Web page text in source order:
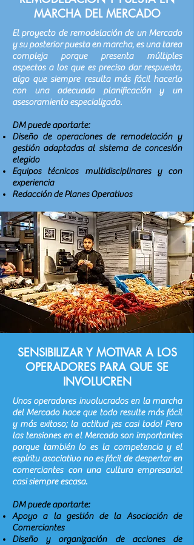
MARCHA DEL MERCADO
El proyecto de remodelación de un Mercado
y su posterior puesta en marcha, es una tarea
compleja porque presenta múltiples
aspectos a los que es preciso dar respuesta,
algo que siempre resulta más fácil hacerlo
con una adecuada planificación y un
asesoramiento especializado.
DM puede aportarte:
Diseño de operaciones de remodelación y
gestión adaptadas al sistema de concesión
elegido
Equipos técnicos multidisciplinares y con
experiencia
Redacción de Planes Operativos
SENSIBILIZAR Y MOTIVAR A LOS
OPERADORES PARA QUE SE
INVOLUCREN
Unos operadores involucrados en la marcha
del Mercado hace que todo resulte más fácil
y más exitoso; la actitud ¡es casi todo! Pero
las tensiones en el Mercado son importantes
porque también lo es la competencia y el
espíritu asociativo no es fácil de despertar en
comerciantes con una cultura empresarial
casi siempre escasa.
DM puede aportarte:
Apoyo a la gestión de la Asociación de
Comerciantes
Diseño y organización de acciones de